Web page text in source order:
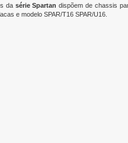
da série Spartan dispõem de chassis
e modelo SPAR/T16 SPAR/U16.